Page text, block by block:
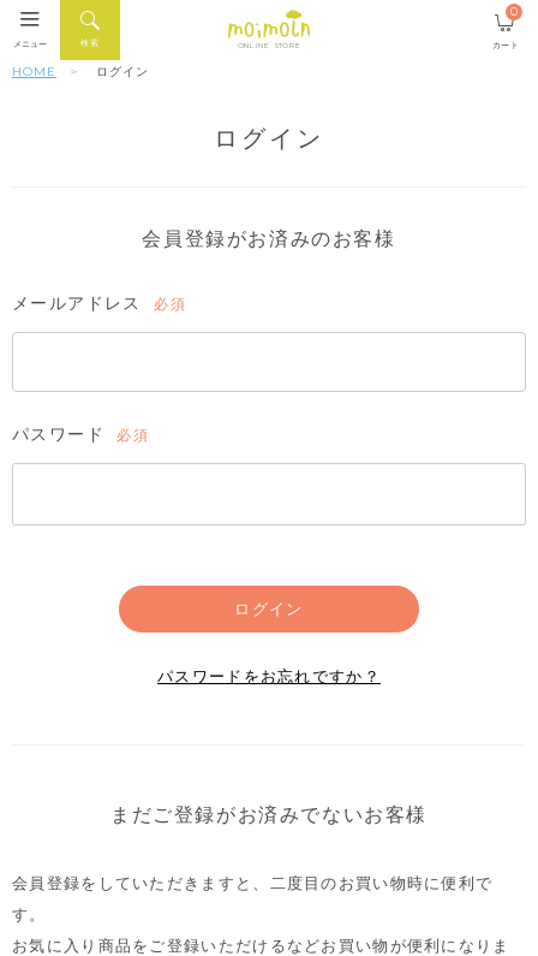
ONLINE STORE
検索
メニュー カート
0
HOME ログイン
ログイン
会員登録がお済みのお客様
メールアドレス
須)
パスワード
須)
ログイン
パスワードをお忘れですか？
まだご登録がお済みでないお客様
会員登録をしていただきますと、二度目のお買い物時に便利で
す。
お気に入り商品をご登録いただけるなどお買い物が便利になりま